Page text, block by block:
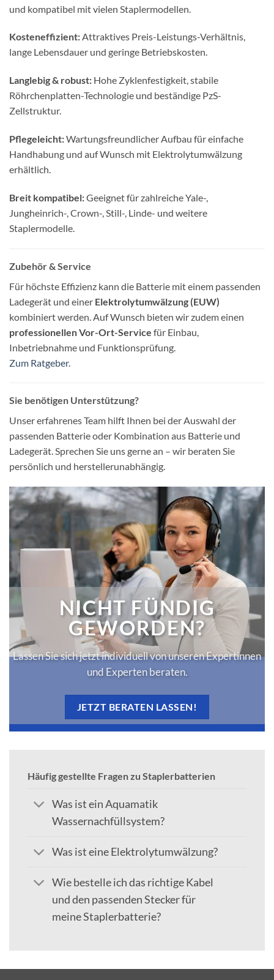
und kompatibel mit vielen Staplermodellen.
Kosteneffizient:Attraktives Preis-Leistungs-Verhältnis,
lange Lebensdauer und geringe Betriebskosten.
Langlebig & robust: Hohe Zyklenfestigkeit, stabile
Röhrchenplatten-Technologie und beständige PzS-
Zellstruktur.
Pflegeleicht:Wartungsfreundlicher Aufbau für einfache
Handhabung und auf Wunsch mit Elektrolytumwälzung
erhältlich.
Breit kompatibel:Geeignet für zahlreiche Yale-,
Jungheinrich-, Crown-, Still-, Linde- und weitere
Staplermodelle.
Zubehör & Service
Für höchste Effizienz kann die Batterie mit einem passenden
Ladegerät und einer Elektrolytumwälzung (EUW)
kombiniert werden. Auf Wunsch bieten wir zudem einen
professionellen Vor-Ort-Service für Einbau,
Inbetriebnahme und Funktionsprüfung.
Zum Ratgeber.
Sie benötigen Unterstützung?
Unser erfahrenes Team hilft Ihnen bei der Auswahl der
passenden Batterie oder Kombination aus Batterie und
Ladegerät. Sprechen Sie uns gerne an – wir beraten Sie
persönlich und herstellerunabhängig.
NICHT FÜNDIG
GEWORDEN?
Lassen Sie sich jetzt individuell von unseren Expertinnen
und Experten beraten.
JETZT BERATEN LASSEN!
Häufig gestellte Fragen zu Staplerbatterien
Was ist ein Aquamatik
Wassernachfüllsystem?
Was ist eine Elektrolytumwälzung?
Wie bestelle ich das richtige Kabel
und den passenden Stecker für
meine Staplerbatterie?